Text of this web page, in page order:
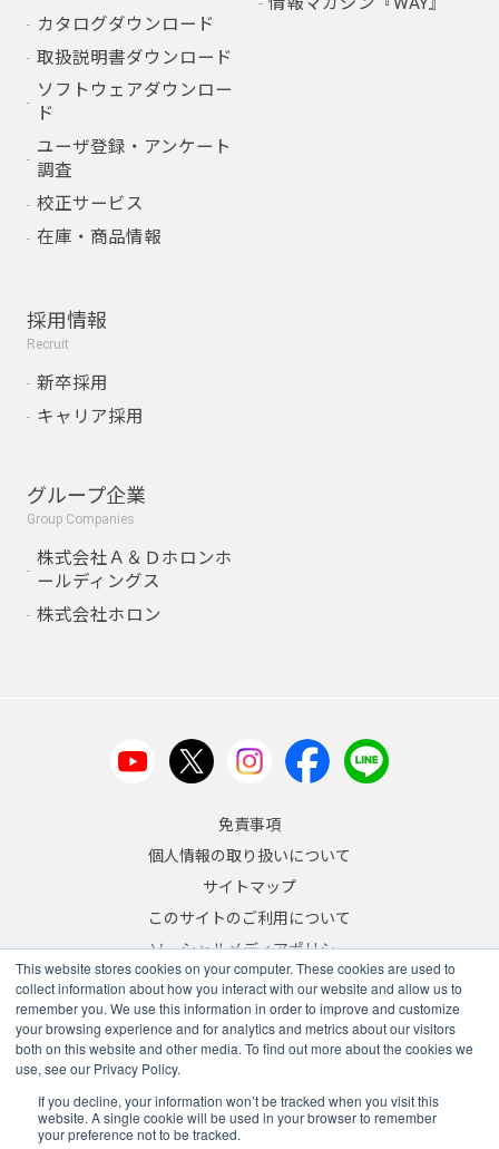
This website stores cookies on your computer. These cookies are used to
collect information about how you interact with our website and allow us to
remember you. We use this information in order to improve and customize
your browsing experience and for analytics and metrics about our visitors
both on this website and other media. To find out more about the cookies we
use, see our Privacy Policy.
If you decline, your information won’t be tracked when you visit this
website. A single cookie will be used in your browser to remember
your preference not to be tracked.
カタログダウンロード
取扱説明書ダウンロード
ソフトウェアダウンロー
ド
ユーザ登録・アンケート
調査
校正サービス
在庫・商品情報
採用情報
Recruit
新卒採用
キャリア採用
グループ企業
Group Companies
株式会社Ａ＆Ｄホロンホ
ールディングス
株式会社ホロン
免責事項
個人情報の取り扱いについて
サイトマップ
このサイトのご利用について
ソーシャルメディアポリシー
反社会的勢力への対応について
JA/EN
Copyright © 2026 A&D Company, Limited